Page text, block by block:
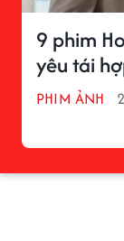
9 phim
yêu tái
PHIM ẢNH